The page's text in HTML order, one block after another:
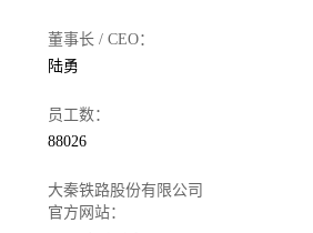
董事长 / CEO：
陆勇
员工数：
88026
大秦铁路股份有限公司
官方网站：